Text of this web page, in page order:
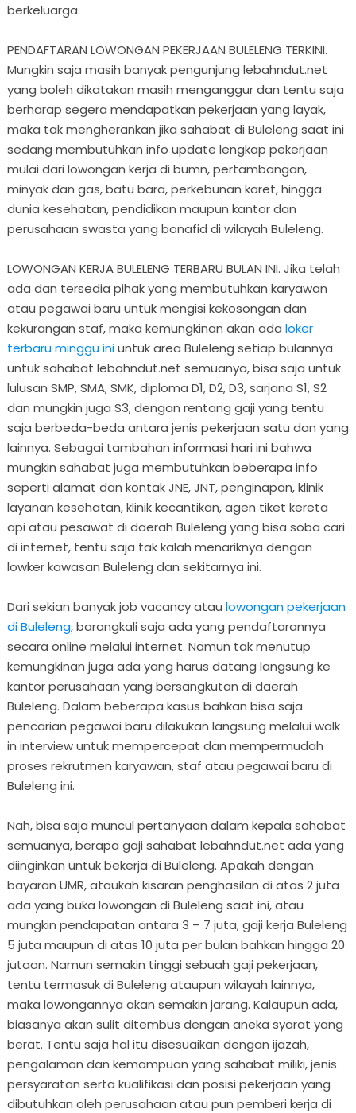
berkeluarga.
PENDAFTARAN LOWONGAN PEKERJAAN BULELENG TERKINI.
Mungkin saja masih banyak pengunjung lebahndut.net
yang boleh dikatakan masih menganggur dan tentu saja
berharap segera mendapatkan pekerjaan yang layak,
maka tak mengherankan jika sahabat di Buleleng saat ini
sedang membutuhkan info update lengkap pekerjaan
mulai dari lowongan kerja di bumn, pertambangan,
minyak dan gas, batu bara, perkebunan karet, hingga
dunia kesehatan, pendidikan maupun kantor dan
perusahaan swasta yang bonafid di wilayah Buleleng.
LOWONGAN KERJA BULELENG TERBARU BULAN INI. Jika telah
ada dan tersedia pihak yang membutuhkan karyawan
atau pegawai baru untuk mengisi kekosongan dan
kekurangan staf, maka kemungkinan akan ada loker
terbaru minggu iniuntuk area Buleleng setiap bulannya
untuk sahabat lebahndut.net semuanya, bisa saja untuk
lulusan SMP, SMA, SMK, diploma D1, D2, D3, sarjana S1, S2
dan mungkin juga S3, dengan rentang gaji yang tentu
saja berbeda-beda antara jenis pekerjaan satu dan yang
lainnya. Sebagai tambahan informasi hari ini bahwa
mungkin sahabat juga membutuhkan beberapa info
seperti alamat dan kontak JNE, JNT, penginapan, klinik
layanan kesehatan, klinik kecantikan, agen tiket kereta
api atau pesawat di daerah Buleleng yang bisa soba cari
di internet, tentu saja tak kalah menariknya dengan
lowker kawasan Buleleng dan sekitarnya ini.
Dari sekian banyak job vacancy atau lowongan pekerjaan
di Buleleng, barangkali saja ada yang pendaftarannya
secara online melalui internet. Namun tak menutup
kemungkinan juga ada yang harus datang langsung ke
kantor perusahaan yang bersangkutan di daerah
Buleleng. Dalam beberapa kasus bahkan bisa saja
pencarian pegawai baru dilakukan langsung melalui walk
in interview untuk mempercepat dan mempermudah
proses rekrutmen karyawan, staf atau pegawai baru di
Buleleng ini.
Nah, bisa saja muncul pertanyaan dalam kepala sahabat
semuanya, berapa gaji sahabat lebahndut.net ada yang
diinginkan untuk bekerja di Buleleng. Apakah dengan
bayaran UMR, ataukah kisaran penghasilan di atas 2 juta
ada yang buka lowongan di Buleleng saat ini, atau
mungkin pendapatan antara 3 – 7 juta, gaji kerja Buleleng
5 juta maupun di atas 10 juta per bulan bahkan hingga 20
jutaan. Namun semakin tinggi sebuah gaji pekerjaan,
tentu termasuk di Buleleng ataupun wilayah lainnya,
maka lowongannya akan semakin jarang. Kalaupun ada,
biasanya akan sulit ditembus dengan aneka syarat yang
berat. Tentu saja hal itu disesuaikan dengan ijazah,
pengalaman dan kemampuan yang sahabat miliki, jenis
persyaratan serta kualifikasi dan posisi pekerjaan yang
dibutuhkan oleh perusahaan atau pun pemberi kerja di